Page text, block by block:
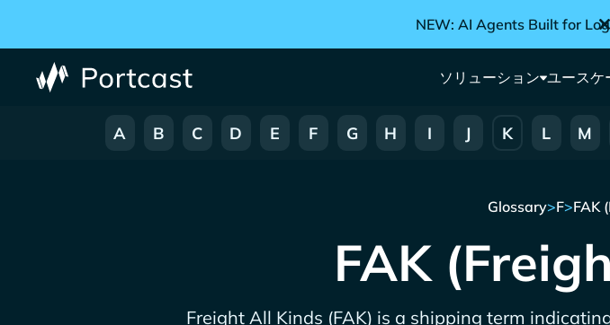
NEW: AI Agents Built for
ソリューション ユースケ
A B C D E F G H I J K L M
Glossary>F>FAK
FAK
Freight All Kinds (FAK) is a shipping term